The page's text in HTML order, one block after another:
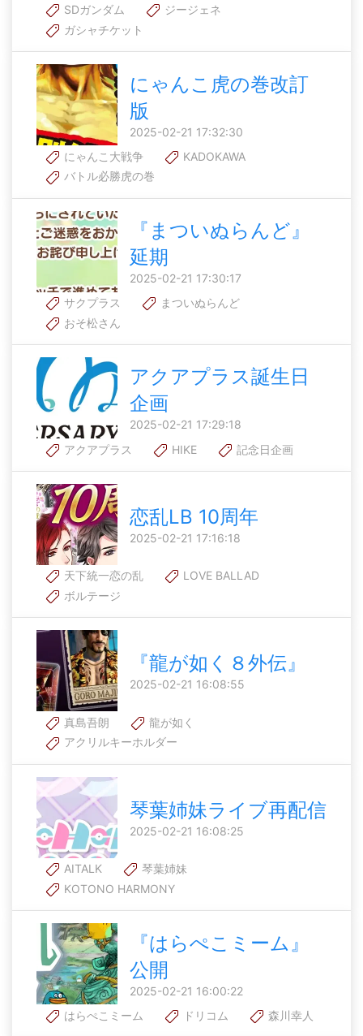
SDガンダム
ジージェネ
ガシャチケット
にゃんこ虎の巻改訂
版
2025-02-21 17:32:30
にゃんこ大戦争
KADOKAWA
バトル必勝虎の巻
『まついぬらんど』
延期
2025-02-21 17:30:17
サクプラス
まついぬらんど
おそ松さん
アクアプラス誕生日
企画
2025-02-21 17:29:18
アクアプラス
HIKE 記念日企画
恋乱LB 10周年
2025-02-21 17:16:18
天下統一恋の乱
LOVE BALLAD
ボルテージ
『龍が如く８外伝』
2025-02-21 16:08:55
真島吾朗
龍が如く
アクリルキーホルダー
琴葉姉妹ライブ再配信
2025-02-21 16:08:25
AITALK
琴葉姉妹
KOTONO HARMONY
『はらぺこミーム』
公開
2025-02-21 16:00:22
はらぺこミーム
ドリコム 森川幸人